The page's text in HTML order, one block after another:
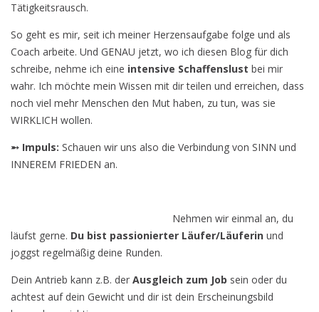
Tätigkeitsrausch.
So geht es mir, seit ich meiner Herzensaufgabe folge und als
Coach arbeite. Und GENAU jetzt, wo ich diesen Blog für dich
schreibe, nehme ich eine intensive Schaffenslust bei mir
wahr. Ich möchte mein Wissen mit dir teilen und erreichen, dass
noch viel mehr Menschen den Mut haben, zu tun, was sie
WIRKLICH wollen.
➵ Impuls: Schauen wir uns also die Verbindung von SINN und
INNEREM FRIEDEN an.
Nehmen wir einmal an, du
läufst gerne. Du bist passionierter Läufer/Läuferin und
joggst regelmäßig deine Runden.
Dein Antrieb kann z.B. der Ausgleich zum Job sein oder du
achtest auf dein Gewicht und dir ist dein Erscheinungsbild